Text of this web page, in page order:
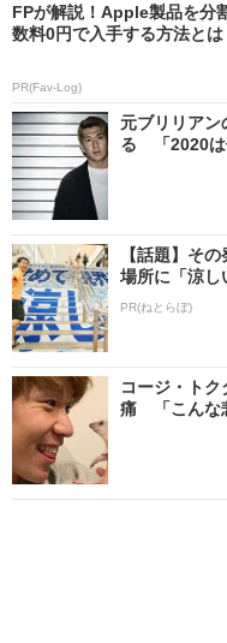
FPが解説！Apple製品を分
数料0円で入手する方法とは
PR(Fav-Log)
元ブリリア
る 「2020は
【話題】そ
場所に「涼し
PR(ねとらぼ)
コージ・ト
痛 「こんな